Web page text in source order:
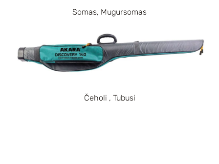
Somas, Mugursomas
Čeholi , Tubusi